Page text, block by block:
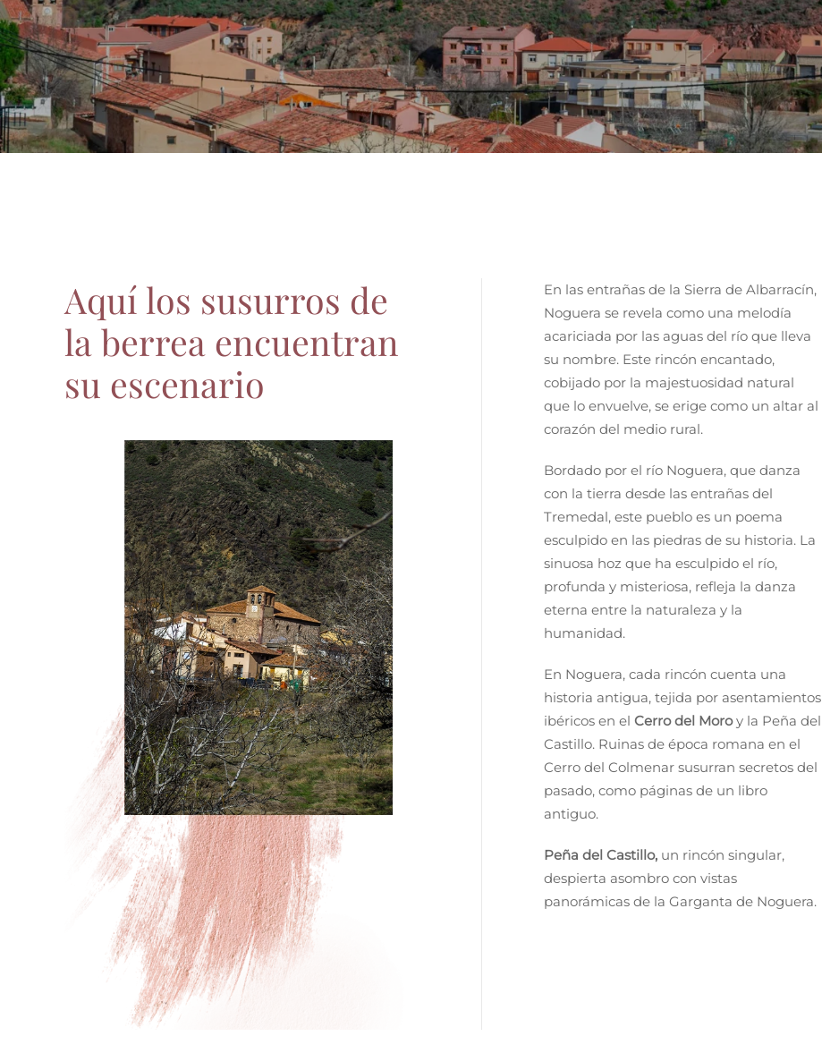
Aquí los susurros de
la berrea encuentran
su escenario
En las entrañas de la Sierra de Albarracín,
Noguera se revela como una melodía
acariciada por las aguas del río que lleva
su nombre. Este rincón encantado,
cobijado por la majestuosidad natural
que lo envuelve, se erige como un altar al
corazón del medio rural.
Bordado por el río Noguera, que danza
con la tierra desde las entrañas del
Tremedal, este pueblo es un poema
esculpido en las piedras de su historia. La
sinuosa hoz que ha esculpido el río,
profunda y misteriosa, refleja la danza
eterna entre la naturaleza y la
humanidad.
En Noguera, cada rincón cuenta una
historia antigua, tejida por asentamientos
ibéricos en el Cerro del Moroy la Peña del
Castillo. Ruinas de época romana en el
Cerro del Colmenar susurran secretos del
pasado, como páginas de un libro
antiguo.
Peña del Castillo, un rincón singular,
despierta asombro con vistas
panorámicas de la Garganta de Noguera.